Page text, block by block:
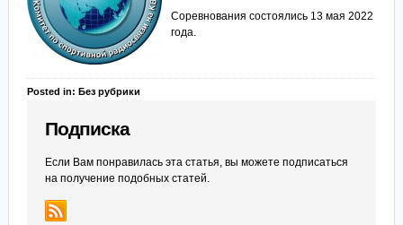
Соревнования состоялись 13 мая 2022
года.
Posted in: Без рубрики
Подписка
Если Вам понравилась эта статья, вы можете подписаться
на получение подобных статей.